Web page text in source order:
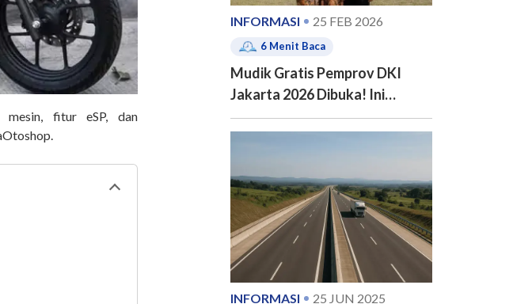
fitur eSP, dan
table of contents
INFORMASI 25 FEB 2026
6 Menit Baca
Mudik Gratis Pemprov DKI
Jakarta 2026 Dibuka! Ini
Jadwal, 20 Kota Tujuan dan
Cara Pendaftarannya
INFORMASI 25 JUN 2025